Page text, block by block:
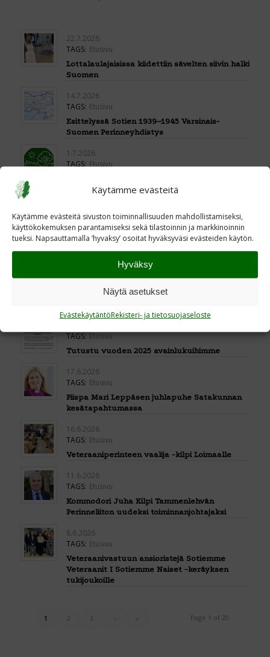
Käytämme evästeitä
Käytämme evästeitä sivuston toiminnallisuuden mahdollistamiseksi,
käyttökokemuksen parantamiseksi sekä tilastoinnin ja markkinoinnin
tueksi. Napsauttamalla ’hyvaksy’ osoitat hyväksyväsi evästeiden käytön.
Hyväksy
Näytä asetukset
EvästekäytäntöRekisteri- ja tietosuojaseloste
22.7.2026
TAGS: Etusivu
Lottalaulajaisissa kiidettiin sävelten siivin halki
Suomen
14.7.2026
TAGS: Etusivu
Esittelyssä Sotien 1939–1945 Varsinais-
Suomen Perinneyhdistys
1.7.2026
TAGS: Etusivu
6.7.– 31.7.2026
TAGS: Etusivu
Uuden Kenttäpostia-lehden teemana Marskin
TAGS: Etusivu
Kehitämme raportointiamme STEA:n
TAGS: Etusivu
Tutustu vuoden 2025 avainlukuihimme
17.6.2026
TAGS: Etusivu
Piispa Mari Leppäsen juhlapuhe Satakunnan
kesätapahtumassa
16.6.2026
TAGS: Etusivu
Veteraaniperinteen vaalija -kilpi Loimaalle
11.6.2026
TAGS: Etusivu
Kommodori Juha Kilpi Tammenlehvän
Perinneliiton uudeksi toiminnanjohtajaksi
8.6.2026
TAGS: Etusivu
Veteraanivastuun ansioristejä Sotiemme
Veteraanit I Sotiemme Naiset -keräyksen
tukijoukoille
Page 1 of 20
1 2 3 › »